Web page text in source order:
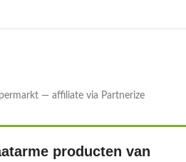
— affiliate via Partnerize
producten van